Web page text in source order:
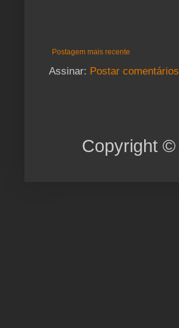
Postagem mais recente
Assinar: Postar
Copyright ©